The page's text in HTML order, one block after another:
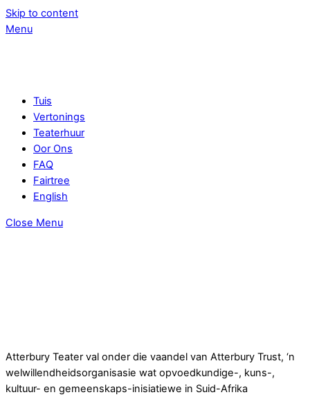
Skip to content
Menu
Tuis
Vertonings
Teaterhuur
Oor Ons
FAQ
Fairtree
English
Close Menu
Atterbury Teater val onder die vaandel van Atterbury Trust, ‘n
welwillendheidsorganisasie wat opvoedkundige-, kuns-,
kultuur- en gemeenskaps-inisiatiewe in Suid-Afrika